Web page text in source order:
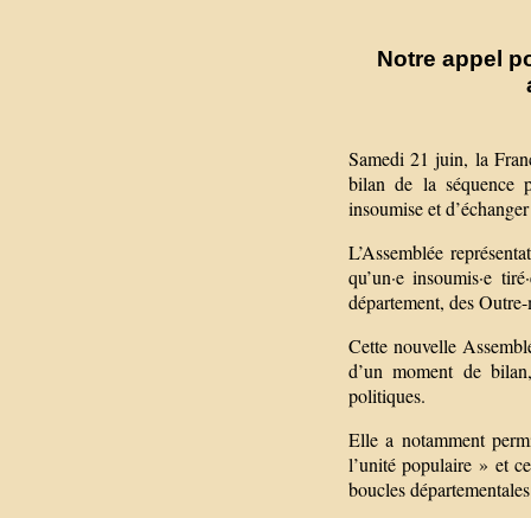
Notre appel
Samedi 21 juin, la
bilan de la séquence
insoumise et
L’Assemblée
qu’un·e insoumis·e
département, des Outre-
Cette nouvelle
d’un moment de
politiques.
Elle a notamment
l’unité populaire » et
boucles